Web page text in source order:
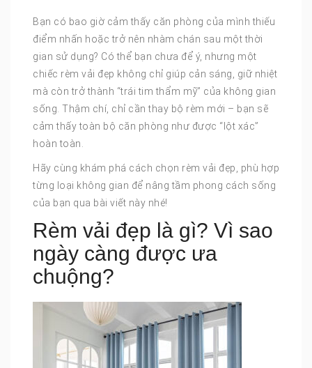
Bạn có bao giờ cảm thấy căn phòng của mình thiếu
điểm nhấn hoặc trở nên nhàm chán sau một thời
gian sử dụng? Có thể bạn chưa để ý, nhưng một
chiếc rèm vải đẹp không chỉ giúp cản sáng, giữ nhiệt
mà còn trở thành “trái tim thẩm mỹ” của không gian
sống. Thậm chí, chỉ cần thay bộ rèm mới – bạn sẽ
cảm thấy toàn bộ căn phòng như được “lột xác”
hoàn toàn.
Hãy cùng khám phá cách chọn rèm vải đẹp, phù hợp
từng loại không gian để nâng tầm phong cách sống
của bạn qua bài viết này nhé!
Rèm vải đẹp là gì? Vì sao
ngày càng được ưa
chuộng?